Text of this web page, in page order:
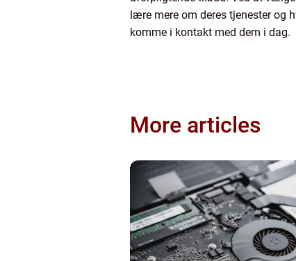
lære mere om deres tjenester og
komme i kontakt med dem i dag.
More articles